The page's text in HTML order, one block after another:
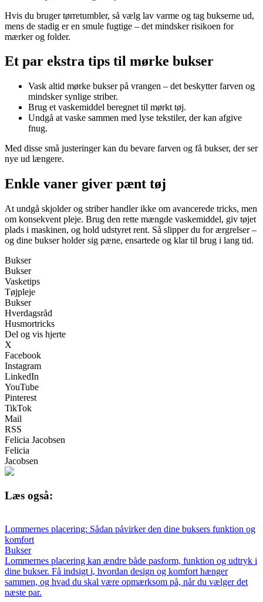
Hvis du bruger tørretumbler, så vælg lav varme og tag bukserne ud,
mens de stadig er en smule fugtige – det mindsker risikoen for
mærker og folder.
Et par ekstra tips til mørke bukser
Vask altid mørke bukser på vrangen – det beskytter farven og
mindsker synlige striber.
Brug et vaskemiddel beregnet til mørkt tøj.
Undgå at vaske sammen med lyse tekstiler, der kan afgive
fnug.
Med disse små justeringer kan du bevare farven og få bukser, der ser
nye ud længere.
Enkle vaner giver pænt tøj
At undgå skjolder og striber handler ikke om avancerede tricks, men
om konsekvent pleje. Brug den rette mængde vaskemiddel, giv tøjet
plads i maskinen, og hold udstyret rent. Så slipper du for ærgrelser –
og dine bukser holder sig pæne, ensartede og klar til brug i lang tid.
Bukser
Bukser
Vasketips
Tøjpleje
Bukser
Hverdagsråd
Husmortricks
Del og vis hjerte
X
Facebook
Instagram
LinkedIn
YouTube
Pinterest
TikTok
Mail
RSS
Felicia Jacobsen
Felicia
Jacobsen
Læs også:
Lommernes placering: Sådan påvirker den dine buksers funktion og
komfort
Bukser
Lommernes placering kan ændre både pasform, funktion og udtryk i
dine bukser. Få indsigt i, hvordan design og komfort hænger
sammen, og hvad du skal være opmærksom på, når du vælger det
næste par.